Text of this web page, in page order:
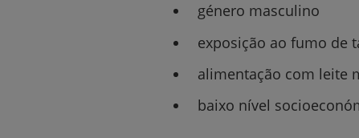
género masculino
exposição ao fumo de
alimentação com leite
baixo nível